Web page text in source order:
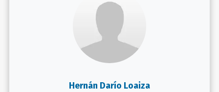
Hernán Darío Loaiza